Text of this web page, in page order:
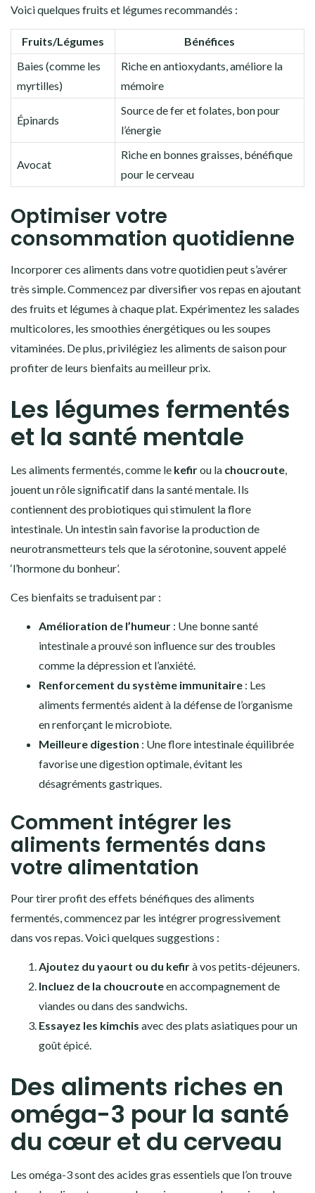
Voici quelques fruits et légumes recommandés :
Fruits/Légumes
Bénéfices
Baies (comme les
myrtilles)
Riche en antioxydants, améliore la
mémoire
Épinards
Source de fer et folates, bon pour
l’énergie
Avocat
Riche en bonnes graisses, bénéfique
pour le cerveau
Optimiser votre
consommation quotidienne
Incorporer ces aliments dans votre quotidien peut s’avérer
très simple. Commencez par diversifier vos repas en ajoutant
des fruits et légumes à chaque plat. Expérimentez les salades
multicolores, les smoothies énergétiques ou les soupes
vitaminées. De plus, privilégiez les aliments de saison pour
profiter de leurs bienfaits au meilleur prix.
Les légumes fermentés
et la santé mentale
Les aliments fermentés, comme le kefirou la choucroute,
jouent un rôle significatif dans la santé mentale. Ils
contiennent des probiotiques qui stimulent la flore
intestinale. Un intestin sain favorise la production de
neurotransmetteurs tels que la sérotonine, souvent appelé
‘l’hormone du bonheur’.
Ces bienfaits se traduisent par :
Amélioration de l’humeur : Une bonne santé
intestinale a prouvé son influence sur des troubles
comme la dépression et l’anxiété.
Renforcement du système immunitaire : Les
aliments fermentés aident à la défense de l’organisme
en renforçant le microbiote.
Meilleure digestion : Une flore intestinale équilibrée
favorise une digestion optimale, évitant les
désagréments gastriques.
Comment intégrer les
aliments fermentés dans
votre alimentation
Pour tirer profit des effets bénéfiques des aliments
fermentés, commencez par les intégrer progressivement
dans vos repas. Voici quelques suggestions :
Ajoutez du yaourt ou du kefirà vos petits-déjeuners.
Incluez de la choucrouteen accompagnement de
viandes ou dans des sandwichs.
Essayez les kimchis avec des plats asiatiques pour un
goût épicé.
Des aliments riches en
oméga-3 pour la santé
du cœur et du cerveau
Les oméga-3 sont des acides gras essentiels que l’on trouve